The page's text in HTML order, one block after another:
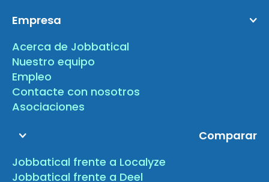
Empresa
Acerca de Jobbatical
Nuestro equipo
Empleo
Contacte con nosotros
Asociaciones
Comparar
Jobbatical frente a Localyze
Jobbatical frente a Deel